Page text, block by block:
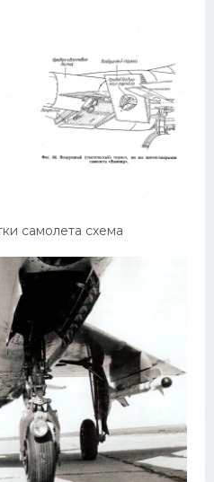
самолета схема